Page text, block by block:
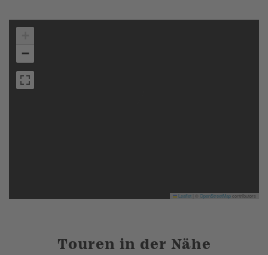
−
Leaflet OpenStreetMapcontributors
Touren in der Nähe